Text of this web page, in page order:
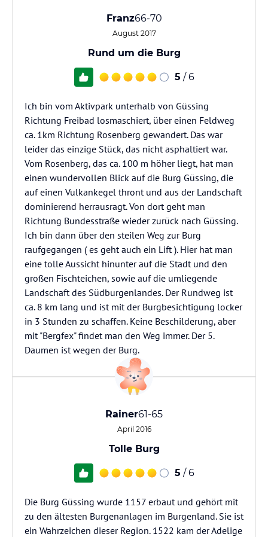
Franz66-70
August 2017
Rund um die Burg
5 / 6
Ich bin vom Aktivpark unterhalb von Güssing
Richtung Freibad losmaschiert, über einen Feldweg
ca. 1km Richtung Rosenberg gewandert. Das war
leider das einzige Stück, das nicht asphaltiert war.
Vom Rosenberg, das ca. 100 m höher liegt, hat man
einen wundervollen Blick auf die Burg Güssing, die
auf einen Vulkankegel thront und aus der Landschaft
dominierend herrausragt. Von dort geht man
Richtung Bundesstraße wieder zurück nach Güssing.
Ich bin dann über den steilen Weg zur Burg
raufgegangen ( es geht auch ein Lift ). Hier hat man
eine tolle Aussicht hinunter auf die Stadt und den
großen Fischteichen, sowie auf die umliegende
Landschaft des Südburgenlandes. Der Rundweg ist
ca. 8 km lang und ist mit der Burgbesichtigung locker
in 3 Stunden zu schaffen. Keine Beschilderung, aber
mit "Bergfex" findet man den Weg immer. Der 5.
Daumen ist wegen der Burg.
Rainer61-65
April 2016
Tolle Burg
5 / 6
Die Burg Güssing wurde 1157 erbaut und gehört mit
zu den ältesten Burgenanlagen im Burgenland. Sie ist
ein Wahrzeichen dieser Region. 1522 kam der Adelige